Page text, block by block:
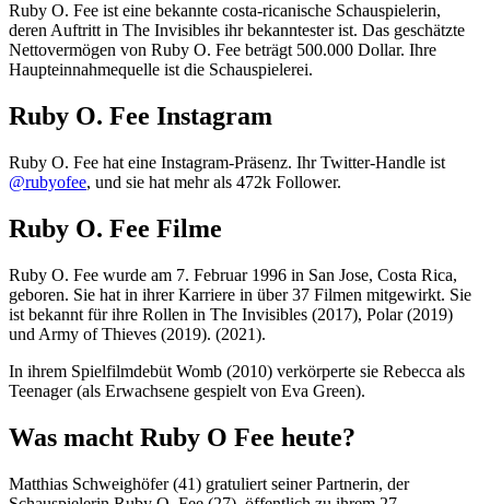
Ruby O. Fee ist eine bekannte costa-ricanische Schauspielerin,
deren Auftritt in The Invisibles ihr bekanntester ist. Das geschätzte
Nettovermögen von Ruby O. Fee beträgt 500.000 Dollar. Ihre
Haupteinnahmequelle ist die Schauspielerei.
Ruby O. Fee Instagram
Ruby O. Fee hat eine Instagram-Präsenz. Ihr Twitter-Handle ist
@rubyofee, und sie hat mehr als 472k Follower.
Ruby O. Fee Filme
Ruby O. Fee wurde am 7. Februar 1996 in San Jose, Costa Rica,
geboren. Sie hat in ihrer Karriere in über 37 Filmen mitgewirkt. Sie
ist bekannt für ihre Rollen in The Invisibles (2017), Polar (2019)
und Army of Thieves (2019). (2021).
In ihrem Spielfilmdebüt Womb (2010) verkörperte sie Rebecca als
Teenager (als Erwachsene gespielt von Eva Green).
Was macht Ruby O Fee heute?
Matthias Schweighöfer (41) gratuliert seiner Partnerin, der